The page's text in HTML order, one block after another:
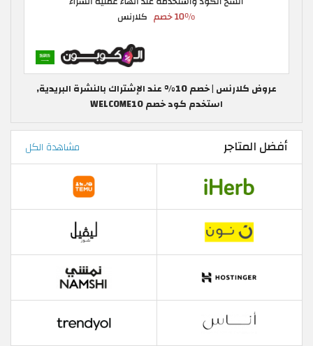
عروض كلارنس | خصم 10% عند الإشتراك بالنشرة البريدية,
استخدم كود خصم WELCOME10
أفضل المتاجر مشاهدة الكل